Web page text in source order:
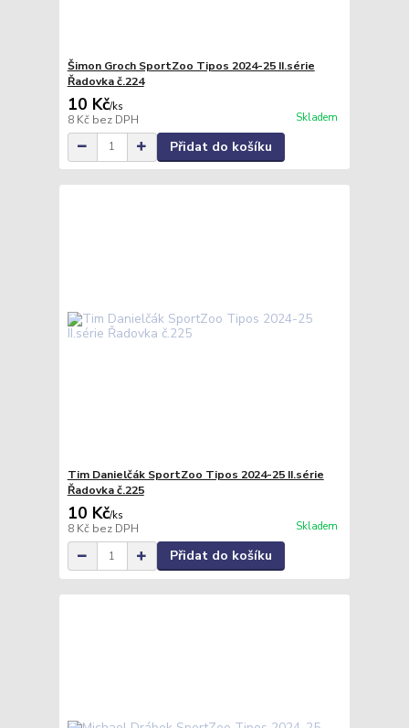
Šimon Groch SportZoo Tipos 2024-25 II.série
Řadovka č.224
10 Kč/ks
8 Kč bez DPH Skladem
Přidat do košíku
Tim Danielčák SportZoo Tipos 2024-25 II.série
Řadovka č.225
10 Kč/ks
8 Kč bez DPH Skladem
Přidat do košíku